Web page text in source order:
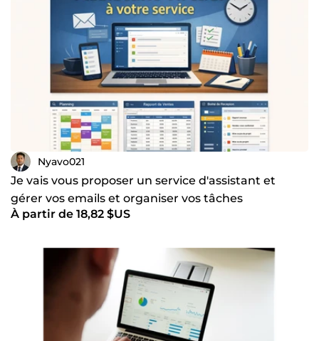
Nyavo021
Je vais vous proposer un service d'assistant et
gérer vos emails et organiser vos tâches
administratives
À partir de 18,82 $US